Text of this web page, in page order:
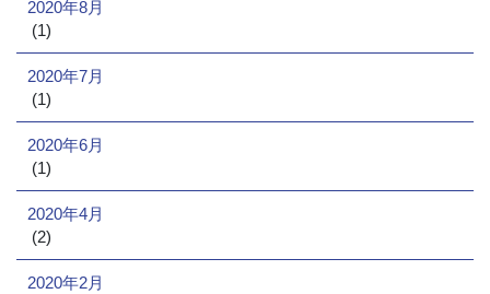
2020年8月
(1)
2020年7月
(1)
2020年6月
(1)
2020年4月
(2)
2020年2月